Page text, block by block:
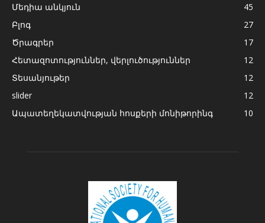
Մեդիա անկյուն
45
Բլոգ
27
Ծրագրեր
17
Հետազոտություններ, վերլուծություններ
12
Տեսանյութեր
12
slider
12
Ապատեղեկատվության հոսքերի մոնիթորինգ
10